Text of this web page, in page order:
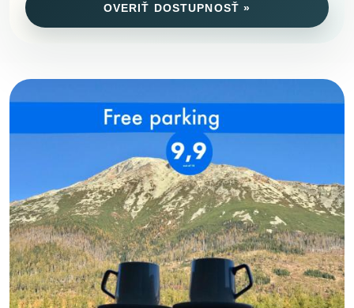
OVERIŤ DOSTUPNOSŤ »